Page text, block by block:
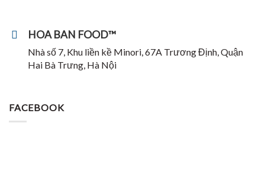
HOA BAN FOOD™
Nhà số 7, Khu liền kề Minori, 67A Trương Định, Quận
Hai Bà Trưng, Hà Nội
FACEBOOK